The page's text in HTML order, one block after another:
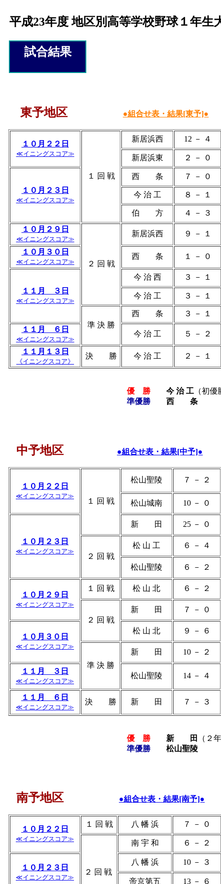
東予地区 ●組合せ表・結果[東予]●
１０月２２日
≪イニングスコア≫
１ 回 戦
新居浜西 12 － ４
新居浜東 ２ － ０
１０月２３日
≪イニングスコア≫
西 条 ７ － ０
今 治 工 ８ － １
伯 方
４ － ３
１０月２９日
≪イニングスコア≫
２ 回 戦
新居浜西 ９ － １
１０月３０日
≪イニングスコア≫
西 条 １ － ０
１１月 ３日
≪イニングスコア≫
今 治 西 ３ － １
今 治 工 ３ － １
準 決 勝
西 条
３ － １
１１月 ６日
≪イニングスコア≫
今 治 工 ５ － ２
１１月１３日
《イニングスコア》
決 勝 今 治 工 ２ － １
優 勝 今 治 工 （初優
準優勝 西 条
中予地区 ●組合せ表・結果[中予]●
１０月２２日
≪イニングスコア≫
１ 回 戦
松山聖陵 ７ － ２
松山城南 10 － ０
１０月２３日
≪イニングスコア≫
新 田 25 － ０
２ 回 戦
松 山 工 ６ － ４
松山聖陵 ６ － ２
１０月２９日
≪イニングスコア≫
１ 回 戦 松 山 北 ６ － ２
２ 回 戦
新 田 ７ － ０
１０月３０日
≪イニングスコア≫
松 山 北 ９ － ６
準 決 勝
新 田 10 － ２
１１月 ３日
≪イニングスコア≫
松山聖陵 14 － ４
１１月 ６日
≪イニングスコア≫
決 勝 新 田 ７ － ３
優 勝 新 田 （ ２
準優勝 松山聖陵
南予地区 ●組合せ表・結果[南予]●
１０月２２日
≪イニングスコア≫
１ 回 戦 八 幡 浜 ７ － ０
２ 回 戦
南 宇 和 ６ － ２
１０月２３日
≪イニングスコア≫
八 幡 浜 10 － ３
帝京第五 13 － ６
平成23年度 地区別高等学校野球１年生
試合結果